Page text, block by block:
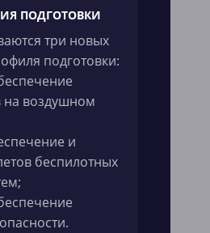
ПОДГОТОВКИ
три новых
подготовки:
на воздушном
и
беспилотных